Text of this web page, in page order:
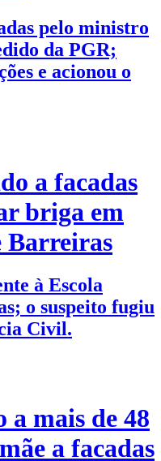
pelo ministro
da PGR;
e acionou o
a facadas
briga em
Barreiras
à Escola
o suspeito fugiu
Civil.
a mais de 48
a facadas